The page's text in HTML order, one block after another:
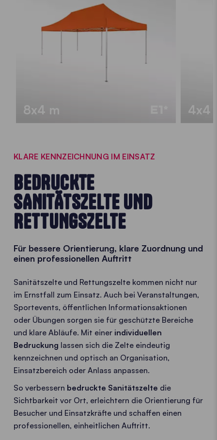
8x4 m 4x4
KLARE KENNZEICHNUNG IM EINSATZ
BEDRUCKTE
SANITÄTSZELTE UND
RETTUNGSZELTE
Für bessere Orientierung, klare Zuordnung und
einen professionellen Auftritt
Sanitätszelte und Rettungszelte kommen nicht nur
im Ernstfall zum Einsatz. Auch bei Veranstaltungen,
Sportevents, öffentlichen Informationsaktionen
oder Übungen sorgen sie für geschützte Bereiche
und klare Abläufe. Mit einer individuellen
Bedruckung lassen sich die Zelte eindeutig
kennzeichnen und optisch an Organisation,
Einsatzbereich oder Anlass anpassen.
So verbessern bedruckte Sanitätszelte die
Sichtbarkeit vor Ort, erleichtern die Orientierung für
Besucher und Einsatzkräfte und schaffen einen
professionellen, einheitlichen Auftritt.